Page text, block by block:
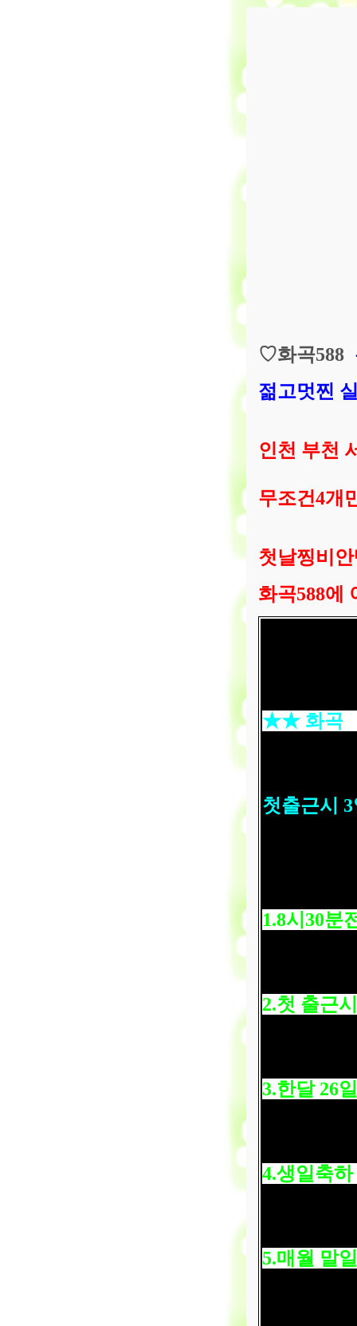
♡화곡588
젊고멋찐
인천 부천
무조건4개
첫날찡비
화곡588에
★★ 화곡
첫출근시 3
1.8시 30분
2.첫 출근
3.한달 26
4.생일축
5.매월 말